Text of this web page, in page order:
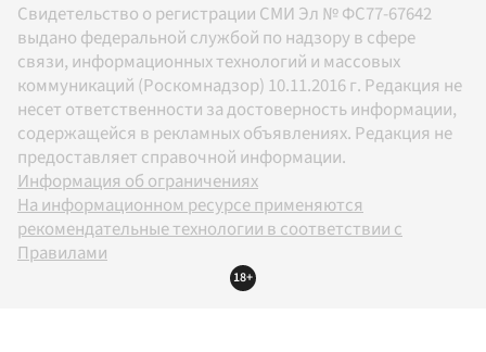
Свидетельство о регистрации СМИ Эл № ФС77-67642
выдано федеральной службой по надзору в сфере
связи, информационных технологий и массовых
коммуникаций (Роскомнадзор) 10.11.2016 г. Редакция не
несет ответственности за достоверность информации,
содержащейся в рекламных объявлениях. Редакция не
предоставляет справочной информации.
Информация об ограничениях
На информационном ресурсе применяются
рекомендательные технологии в соответствии с
Правилами
18+